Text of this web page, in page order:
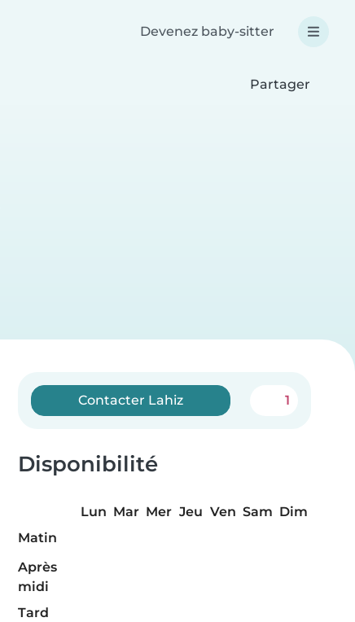
Devenez baby-sitter
Partager
Contacter Lahiz 1
Disponibilité
Lun Mar Mer Jeu Ven Sam Dim
Matin
Après
midi
Tard